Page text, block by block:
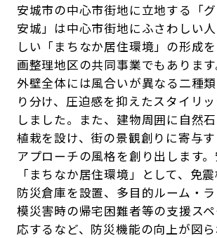
安城市の中心市街地に立地する「
安城」は中心市街地にふさわしい
しい「まちなか居住環境」の形成
画整理地区の共同事業でもあります
外壁全体には風合いが異なる二種
り分け、圧迫感を抑えたスタイリ
しました。また、建物周囲に自然
植栽を設け、街の景観創りに寄与す
アプローチの風格を創り出します
「まちなか居住環境」として、免震
防災倉庫を設置、多目的ルーム・
模災害時の帰宅困難者等の支援ス
応するなど、防災機能の向上が図ら